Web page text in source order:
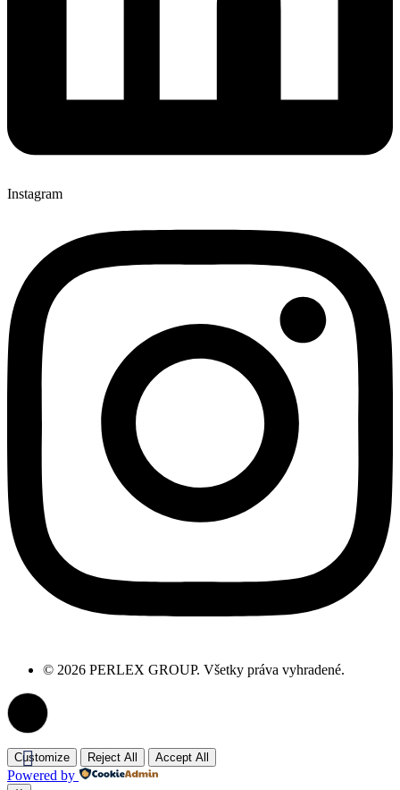
Instagram
© 2026 PERLEX GROUP. Všetky práva vyhradené.
Customize Reject All Accept All
Powered by